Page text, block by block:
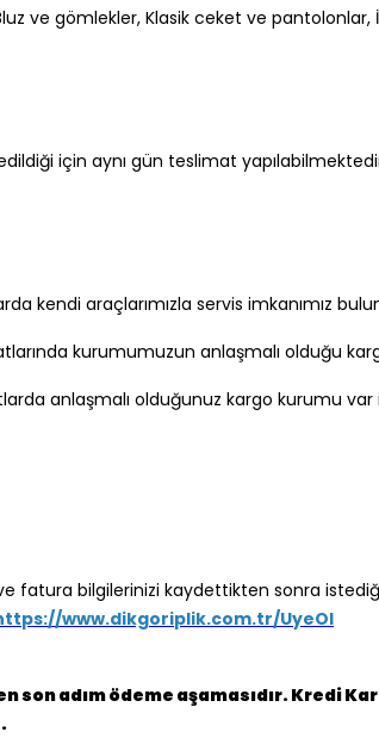
ve gömlekler, Klasik ceket ve
için aynı gün teslimat
kendi araçlarımızla servis imkanımız
kurumumuzun anlaşmalı olduğu
anlaşmalı olduğunuz kargo kurumu
fatura bilgilerinizi kaydettikten sonra
www.dikgoriplik.com.tr/UyeOl
adım ödeme aşamasıdır. Kredi